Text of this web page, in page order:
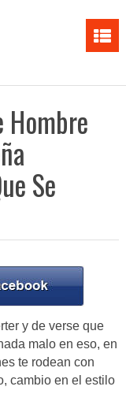
Hombre
Se
y de verse que
malo en eso, en
te rodean con
cambio en el estilo